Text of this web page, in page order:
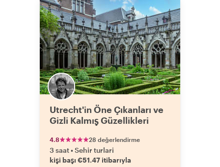
Utrecht'in Öne Çıkanları ve
Gizli Kalmış Güzellikleri
4.8 28 değerlendirme
3 saat•Sehir turlari
kişi başı €51.47 itibarıyla